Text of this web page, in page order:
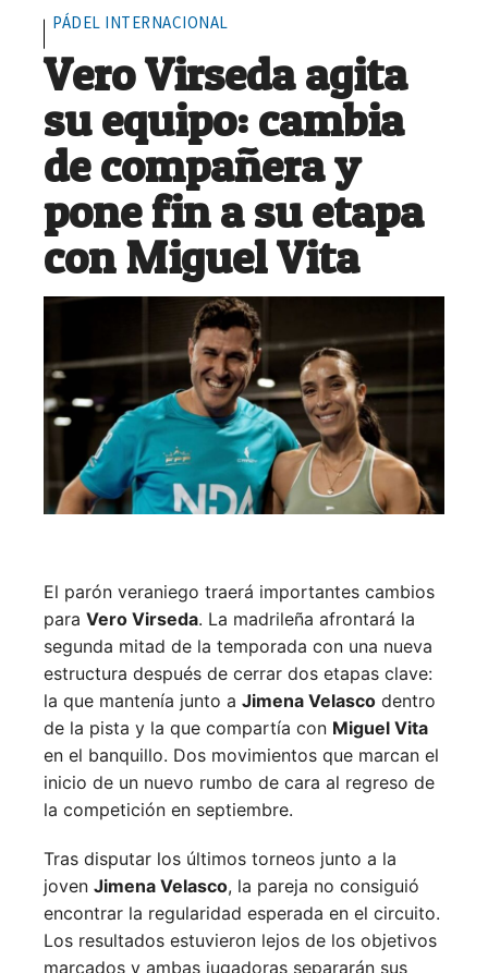
PÁDEL INTERNACIONAL
Vero Virseda agita
su equipo: cambia
de compañera y
pone fin a su etapa
con Miguel Vita
El parón veraniego traerá importantes cambios
para Vero Virseda. La madrileña afrontará la
segunda mitad de la temporada con una nueva
estructura después de cerrar dos etapas clave:
la que mantenía junto a Jimena Velasco dentro
de la pista y la que compartía con Miguel Vita
en el banquillo. Dos movimientos que marcan el
inicio de un nuevo rumbo de cara al regreso de
la competición en septiembre.
Tras disputar los últimos torneos junto a la
joven Jimena Velasco, la pareja no consiguió
encontrar la regularidad esperada en el circuito.
Los resultados estuvieron lejos de los objetivos
marcados y ambas jugadoras separarán sus